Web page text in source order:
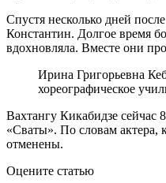
Спустя несколько дней
Константин. Долгое время
вдохновляла. Вместе они
Ирина Григорьевна
хореографическое
Вахтангу Кикабидзе сейчас
«Сваты». По словам актера,
отменены.
Оцените статью